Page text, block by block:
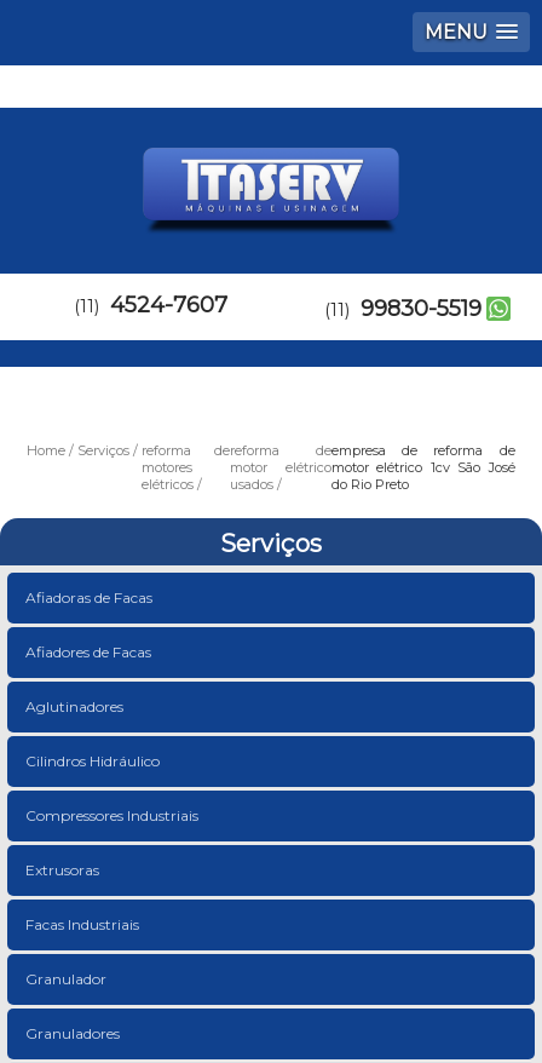
MENU
(11) 4524-7607 (11) 99830-5519
Home Serviços
reforma de
motores
elétricos
reforma de
motor elétrico
usados
empresa de reforma de
motor elétrico 1cv São José
do Rio Preto
Serviços
Afiadoras de Facas
Afiadores de Facas
Aglutinadores
Cilindros Hidráulico
Compressores Industriais
Extrusoras
Facas Industriais
Granulador
Granuladores